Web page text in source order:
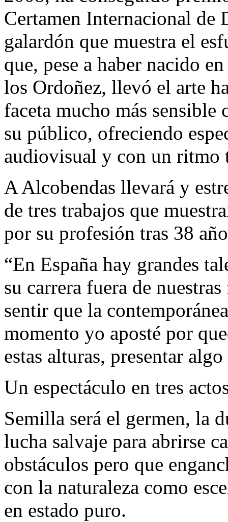
Certamen Internacional de
galardón que muestra el
que, pese a haber nacido
los Ordoñez, llevó el arte
faceta mucho más sensible
su público, ofreciendo
audiovisual y con un ritmo
A Alcobendas llevará y
de tres trabajos que
por su profesión tras 38
“En España hay grandes
su carrera fuera de
sentir que la
momento yo aposté por
estas alturas, presentar
Un espectáculo en tres
Semilla será el germen, la
lucha salvaje para abrirse
obstáculos pero que
con la naturaleza como
en estado puro.